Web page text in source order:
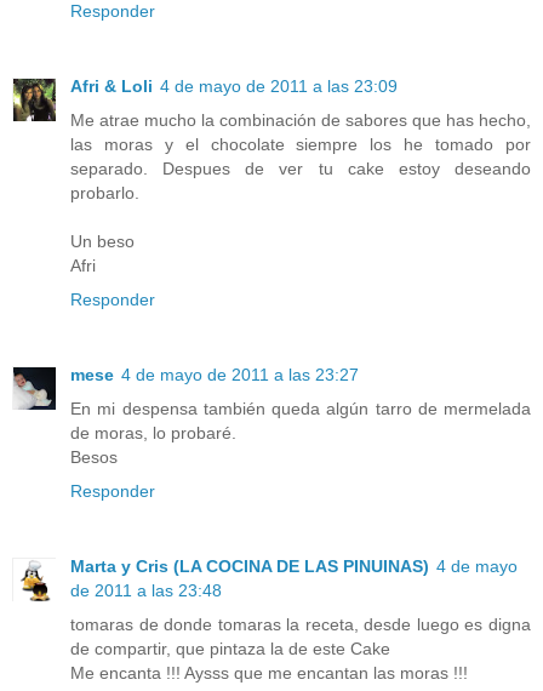
Responder
Afri & Loli 4 de mayo de 2011 a las 23:09
Me atrae mucho la combinación de sabores que has hecho,
las moras y el chocolate siempre los he tomado por
separado. Despues de ver tu cake estoy deseando
probarlo.
Un beso
Afri
Responder
mese 4 de mayo de 2011 a las 23:27
En mi despensa también queda algún tarro de mermelada
de moras, lo probaré.
Besos
Responder
Marta y Cris (LA COCINA DE LAS PINUINAS) 4 de mayo
de 2011 a las 23:48
tomaras de donde tomaras la receta, desde luego es digna
de compartir, que pintaza la de este Cake
Me encanta !!! Aysss que me encantan las moras !!!